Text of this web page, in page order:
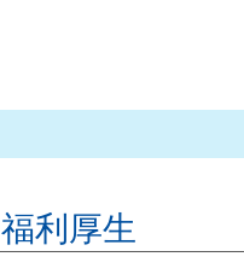
福利厚生